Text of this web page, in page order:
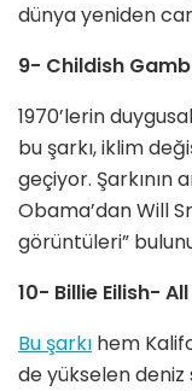
dünya yeniden
9- Childish
1970’lerin
bu şarkı, iklim
geçiyor. Şarkının
Obama’dan Will
görüntüleri”
10- Billie Eilish-
Bu şarkı hem
de yükselen